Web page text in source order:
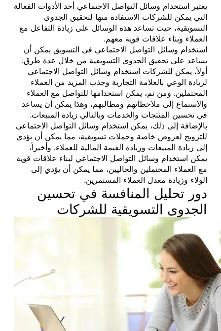
يعتبر استخدام وسائل التواصل الاجتماعي أحد الأدوات الفعالة
التي يمكن للشركات الاستفادة منها لتحقيق الجدوى
التسويقية، حيث تساعد هذه الوسائل على زيادة التفاعل مع
العملاء وبناء علاقات قوية معهم.
استخدام وسائل التواصل الاجتماعي في التسويق يمكن أن
يساعد على تحقيق الجدوى التسويقية من خلال عدة طرق.
أولاً، يمكن للشركات استخدام وسائل التواصل الاجتماعي
لزيادة الوعي بالعلامة التجارية وجذب المزيد من العملاء
المحتملين. ومن ثم، يمكن استخدامها للتواصل مع العملاء
والاستماع إلى ملاحظاتهم ومطالبهم، وهذا يمكن أن يساعد
في تحسين المنتجات والخدمات وبالتالي زيادة المبيعات.
بالإضافة إلى ذلك، يمكن استخدام وسائل التواصل الاجتماعي
للترويج لعروض خاصة وحملات تسويقية، مما يمكن أن يؤدي
إلى زيادة المبيعات وزيادة القيمة المالية للعملاء. وأخيراً،
يمكن استخدام وسائل التواصل الاجتماعي لبناء علاقات قوية
مع العملاء المحتملين والحاليين، مما يمكن أن يؤدي إلى
الولاء وزيادة معدل العملاء المستمرين.
دور تحليل المنافسة في تحسين
الجدوى التسويقية للشركات